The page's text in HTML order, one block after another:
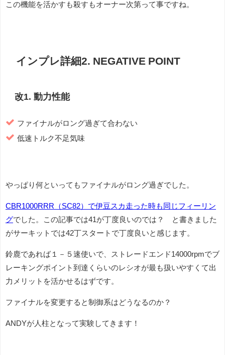
この機能を活かすも殺すもオーナー次第って事ですね。
インプレ詳細2. NEGATIVE POINT
改1. 動力性能
ファイナルがロング過ぎて合わない
低速トルク不足気味
やっぱり何といってもファイナルがロング過ぎでした。
CBR1000RRR（SC82）で伊豆スカ走った時も同じフィーリン
グでした。この記事では41が丁度良いのでは？ と書きました
がサーキットでは42丁スタートで丁度良いと感じます。
鈴鹿であれば１－５速使いで、ストレードエンド14000rpmでブ
レーキングポイント到達くらいのレシオが最も扱いやすくて出
力メリットを活かせるはずです。
ファイナルを変更すると制御系はどうなるのか？
ANDYが人柱となって実験してきます！